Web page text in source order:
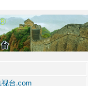
台.com